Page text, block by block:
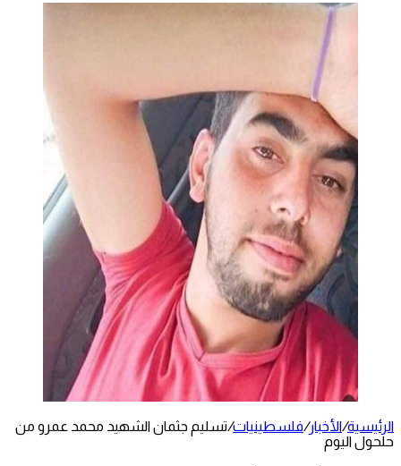
الرئيسية/الأخبار/فلسطينيات/تسليم جثمان الشهيد محمد عمرو من
حلحول اليوم